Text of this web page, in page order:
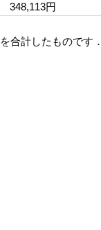
348,113円
合計したものです．